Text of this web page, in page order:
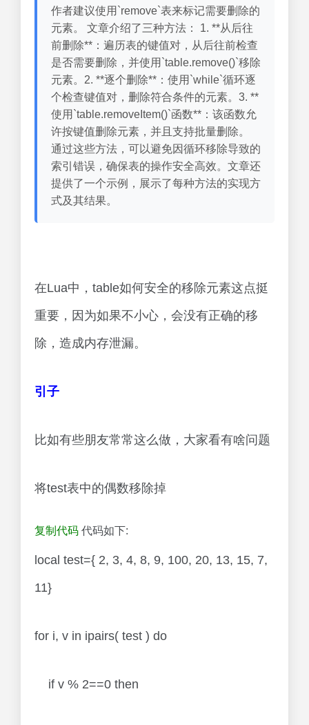
作者建议使用`remove`表来标记需要删除的
元素。 文章介绍了三种方法： 1. **从后往
前删除**：遍历表的键值对，从后往前检查
是否需要删除，并使用`table.remove()`移除
元素。2. **逐个删除**：使用`while`循环逐
个检查键值对，删除符合条件的元素。3. **
使用`table.removeItem()`函数**：该函数允
许按键值删除元素，并且支持批量删除。
通过这些方法，可以避免因循环移除导致的
索引错误，确保表的操作安全高效。文章还
提供了一个示例，展示了每种方法的实现方
式及其结果。
在Lua中，table如何安全的移除元素这点挺
重要，因为如果不小心，会没有正确的移
除，造成内存泄漏。
引子
比如有些朋友常常这么做，大家看有啥问题
将test表中的偶数移除掉
复制代码 代码如下:
local test={ 2, 3, 4, 8, 9, 100, 20, 13, 15, 7,
11}
for i, v in ipairs( test ) do
if v % 2==0 then